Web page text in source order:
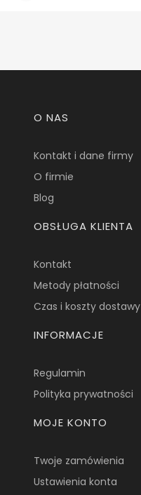
Linki w stopce
O NAS
Kontakt i dane firmy
O firmie
Blog
OBSŁUGA KLIENTA
Kontakt
Metody płatności
Czas i koszty dostawy
INFORMACJE
Regulamin
Polityka prywatności
MOJE KONTO
Twoje zamówienia
Ustawienia konta